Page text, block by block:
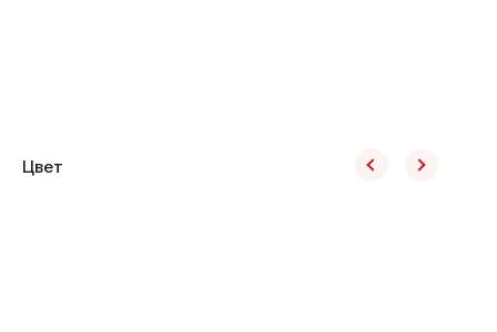
Цвет